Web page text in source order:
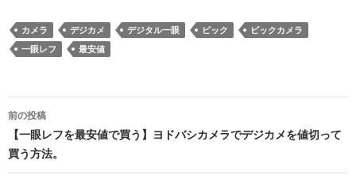
カメラ デジカメ デジタル一眼 ビック
ビックカメラ
一眼レフ
最安値
投
稿
ナ
前の投稿
【一眼レフを最安値で買う】ヨドバシカメラでデジカメを値切って
買う方法。